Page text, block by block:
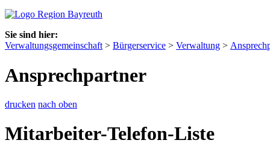
Sie sind hier:
Verwaltungsgemeinschaft > Bürgerservice > Verwaltung >
Ansprechpartner
drucken nach oben
Mitarbeiter-Telefon-Liste